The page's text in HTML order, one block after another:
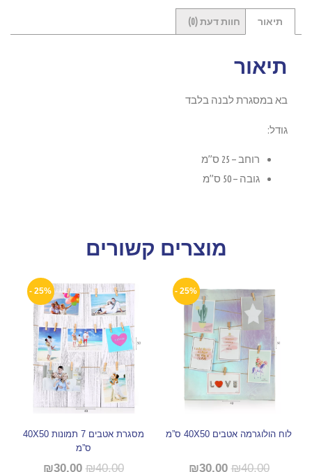
תיאור חוות דעת (0)
תיאור
בא במסגרת לבנה בלבד
גודל:
רוחב – 25 ס”מ
גובה – 50 ס”מ
מוצרים קשורים
25% -
לוח הולוגרמה אטבים 40X50 ס”מ
₪40.00
₪30.00
25% -
מסגרת אטבים 7 תמונות 40X50
ס”מ
₪40.00
₪30.00